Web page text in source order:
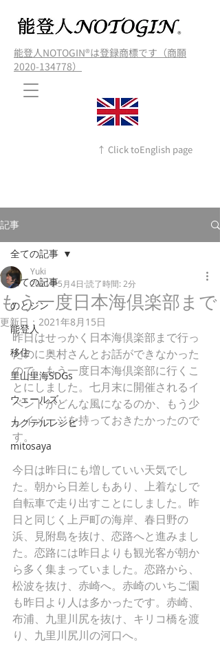
能登人NOTOGIN®️は登録商標です（商願
2020-134778）
↑ Click toEnglish page
記事
全ての記事
のとジン
能登人
移住
里山里海SDGs
ウェールズ
カクテルレシピ
mitosaya
全ての記事
もう一度日本海倶楽部まで
Yuki
2021年5月4日 読了時間: 2分
更新日： 2021年8月15日
昨日はせっかく日本海倶楽部まで行っ
たのに奥村さんとお話ができなかった
ので、もう一度日本海倶楽部に行くこ
とにしました。七月末に開催されるイ
ベントがどんな風になるのか、もう少
しイメージを持っておきたかったので
す。
今日は昨日にも増していい天気でし
た。朝から日差しもあり、上着なしで
自転車で走り出すことにしました。昨
日と同じく上戸町の海岸、春日野の
浜、見附島を抜け、恋路へと進みまし
た。恋路には昨日よりも観光客が朝か
ら多く集まっていました。恋路から、
松波を抜け、赤崎へ。赤崎のいちご園
も昨日より人は多かったです。赤崎、
布浦、九里川尻を抜け、キリコ橋を渡
り、九里川尻川の河口へ。